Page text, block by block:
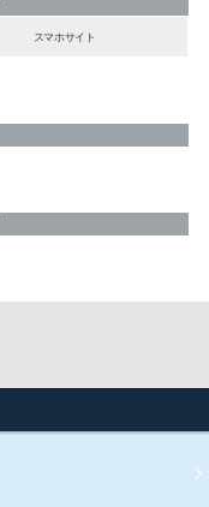
スマホサイト